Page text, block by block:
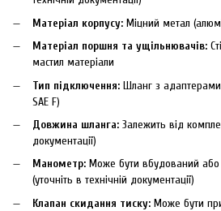
Матеріал корпусу: Міцний метал
Матеріал поршня та ущільнювачів:
мастил матеріали
Тип підключення: Шланг з адаптерами
SAE F)
Довжина шланга: Залежить від
документації)
Манометр: Може бути вбудований або
(уточніть в технічній документації)
Клапан скидання тиску: Може бути